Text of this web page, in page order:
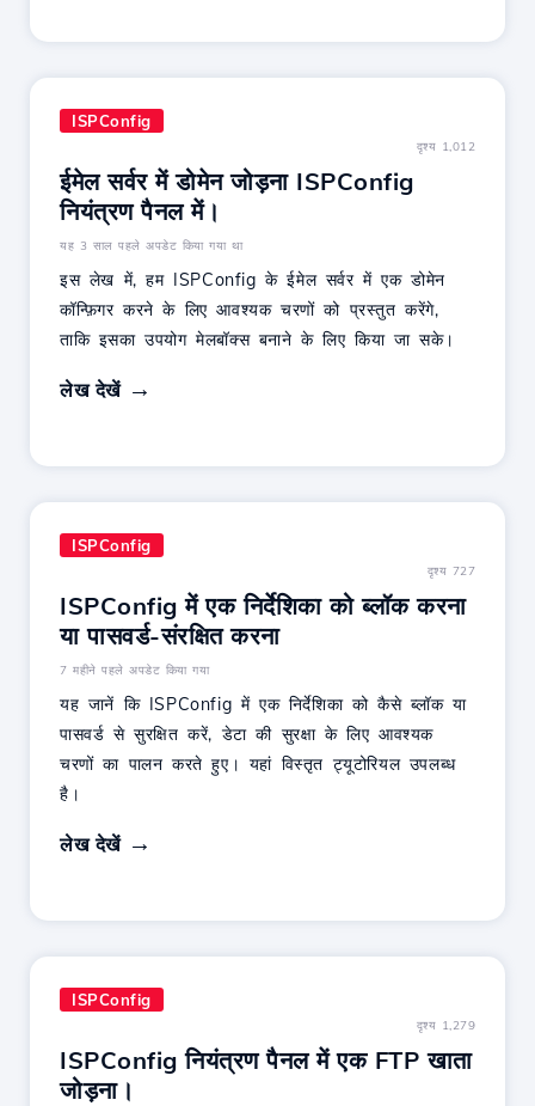
ISPConfig
दृश्य 1,012
ईमेल सर्वर में डोमेन जोड़ना ISPConfig
नियंत्रण पैनल में।
यह 3 साल पहले अपडेट किया गया था
इस लेख में, हम ISPConfig के ईमेल सर्वर में एक डोमेन
कॉन्फ़िगर करने के लिए आवश्यक चरणों को प्रस्तुत करेंगे,
ताकि इसका उपयोग मेलबॉक्स बनाने के लिए किया जा सके।
लेख देखें
ISPConfig
दृश्य 727
ISPConfig में एक निर्देशिका को ब्लॉक करना
या पासवर्ड-संरक्षित करना
7 महीने पहले अपडेट किया गया
यह जानें कि ISPConfig में एक निर्देशिका को कैसे ब्लॉक या
पासवर्ड से सुरक्षित करें, डेटा की सुरक्षा के लिए आवश्यक
चरणों का पालन करते हुए। यहां विस्तृत ट्यूटोरियल उपलब्ध
है।
लेख देखें
ISPConfig
दृश्य 1,279
ISPConfig नियंत्रण पैनल में एक FTP खाता
जोड़ना।